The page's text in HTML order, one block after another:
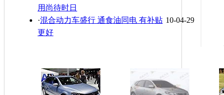
用尚待时日
10-04-29
·混合动力车盛行 通食油同电 有补贴
更好